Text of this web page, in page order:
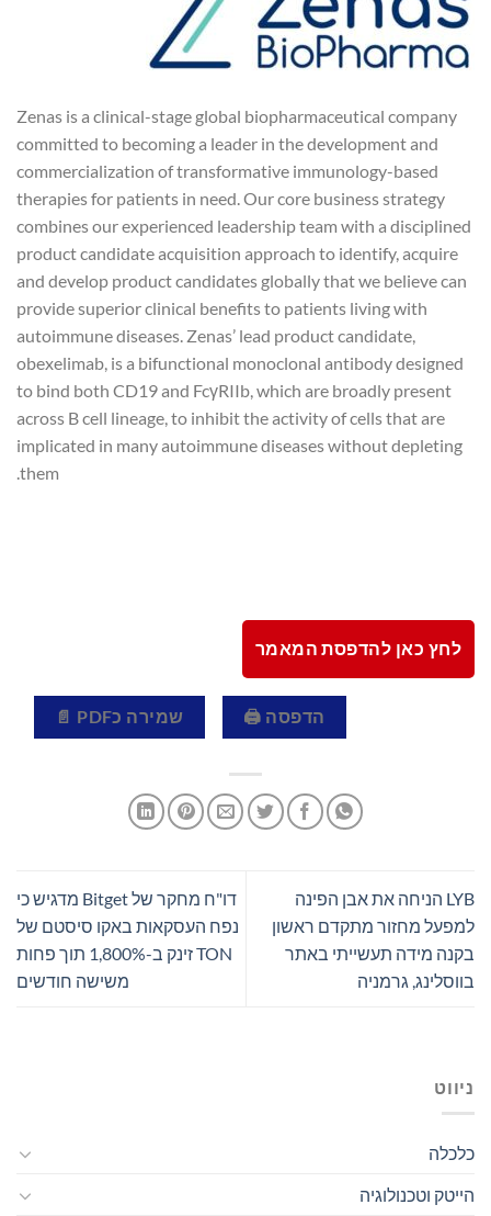
Zenas is a clinical-stage global biopharmaceutical company
committed to becoming a leader in the development and
commercialization of transformative immunology-based
therapies for patients in need. Our core business strategy
combines our experienced leadership team with a disciplined
product candidate acquisition approach to identify, acquire
and develop product candidates globally that we believe can
provide superior clinical benefits to patients living with
autoimmune diseases. Zenas’ lead product candidate,
obexelimab, is a bifunctional monoclonal antibody designed
to bind both CD19 and FcγRIIb, which are broadly present
across B cell lineage, to inhibit the activity of cells that are
implicated in many autoimmune diseases without depleting
them.
לחץ כאן להדפסת המאמר
הדפסה 🖨 שמירה כPDF 📄
LYB הניחה את אבן הפינה
למפעל מחזור מתקדם ראשון
בקנה מידה תעשייתי באתר
בווסלינג, גרמניה
דו"ח מחקר של Bitget מדגיש כי
נפח העסקאות באקו סיסטם של
TON זינק ב-1,800% תוך פחות
משישה חודשים
ניווט
כלכלה
הייטק וטכנולוגיה